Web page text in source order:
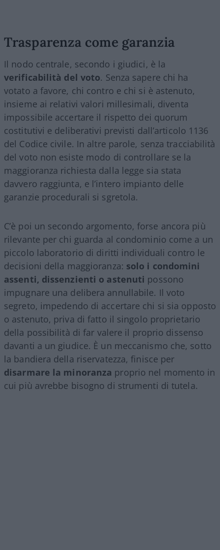
Trasparenza come garanzia
Il nodo centrale, secondo i giudici, è la
verificabilità del voto. Senza sapere chi ha
votato a favore, chi contro e chi si è astenuto,
insieme ai relativi valori millesimali, diventa
impossibile accertare il rispetto dei quorum
costitutivi e deliberativi previsti dall’articolo 1136
del Codice civile. In altre parole, senza tracciabilità
del voto non esiste modo di controllare se la
maggioranza richiesta dalla legge sia stata
davvero raggiunta, e l’intero impianto delle
garanzie procedurali si sgretola.
C’è poi un secondo argomento, forse ancora più
rilevante per chi guarda al condominio come a un
piccolo laboratorio di diritti individuali contro le
decisioni della maggioranza: solo i condomini
assenti, dissenzienti o astenuti possono
impugnare una delibera annullabile. Il voto
segreto, impedendo di accertare chi si sia opposto
o astenuto, priva di fatto il singolo proprietario
della possibilità di far valere il proprio dissenso
davanti a un giudice. È un meccanismo che, sotto
la bandiera della riservatezza, finisce per
disarmare la minoranza proprio nel momento in
cui più avrebbe bisogno di strumenti di tutela.